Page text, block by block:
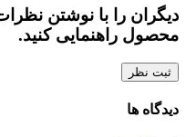
دیگران را با نوشتن
محصول راهنمایی کنید.
ثبت نظر
دیدگاه ها